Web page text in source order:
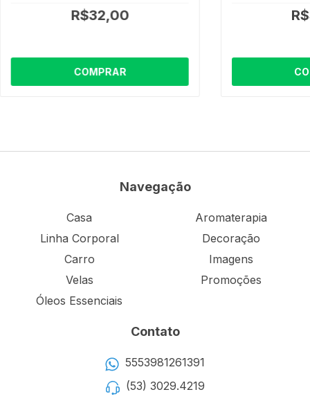
R$32,00
COMPRAR
Navegação
Casa
Linha Corporal
Carro
Velas
Óleos Essenciais
Aromaterapia
Decoração
Imagens
Promoções
Contato
5553981261391
(53) 3029.4219